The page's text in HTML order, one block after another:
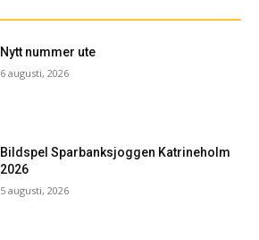
Nytt nummer ute
6 augusti, 2026
Bildspel Sparbanksjoggen Katrineholm
2026
5 augusti, 2026